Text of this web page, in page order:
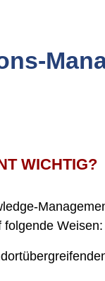
WICHTIG?
folgende Weisen: